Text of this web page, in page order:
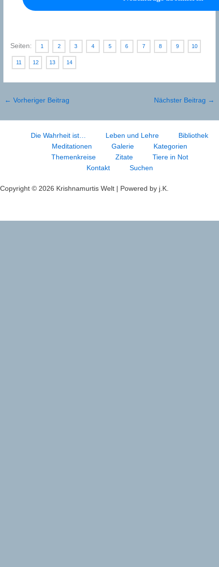
Seiten: 1 2 3 4 5 6 7 8 9 10
11 12 13 14
← Vorheriger Beitrag Nächster Beitrag →
Die Wahrheit ist… Leben und Lehre
Bibliothek
Meditationen
Galerie
Kategorien
Themenkreise
Zitate
Tiere in Not
Kontakt
Suchen
Copyright © 2026 Krishnamurtis Welt | Powered by j.K.